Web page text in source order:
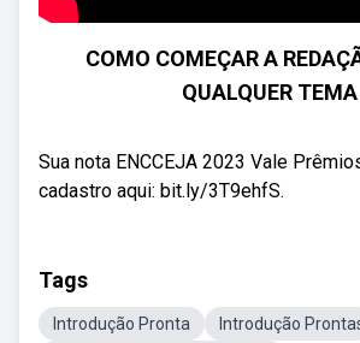
COMO COMEÇAR A
QUALQUER TEMA
Sua nota ENCCEJA 2023 Vale
cadastro aqui: bit.ly/3T9ehfS.
Tags
Introdução Pronta Introdução